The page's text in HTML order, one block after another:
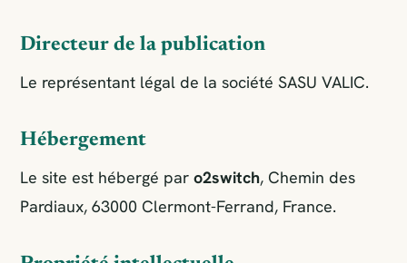
Directeur de la publication
Le représentant légal de la société SASU VALIC.
Hébergement
Le site est hébergé par o2switch, Chemin des
Pardiaux, 63000 Clermont-Ferrand, France.